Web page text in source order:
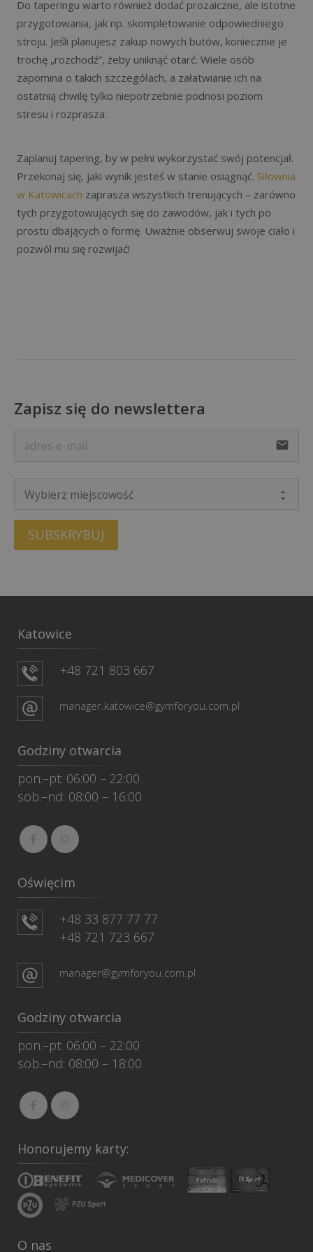
Do taperingu warto również dodać prozaiczne, ale istotne
przygotowania, jak np. skompletowanie odpowiedniego
stroju. Jeśli planujesz zakup nowych butów, koniecznie je
trochę „rozchodź”, żeby uniknąć otarć. Wiele osób
zapomina o takich szczegółach, a załatwianie ich na
ostatnią chwilę tylko niepotrzebnie podnosi poziom
stresu i rozprasza.
Zaplanuj tapering, by w pełni wykorzystać swój potencjał.
Przekonaj się, jaki wynik jesteś w stanie osiągnąć. Siłownia
w Katowicach zaprasza wszystkich trenujących – zarówno
tych przygotowujących się do zawodów, jak i tych po
prostu dbających o formę. Uważnie obserwuj swoje ciało i
pozwól mu się rozwijać!
Zapisz się do newslettera
email
SUBSKRYBUJ
Katowice
+48 721 803 667
manager.katowice@gymforyou.com.pl
Godziny otwarcia
pon.–pt: 06:00 – 22:00
sob.–nd: 08:00 – 16:00
Oświęcim
+48 33 877 77 77
+48 721 723 667
manager@gymforyou.com.pl
Godziny otwarcia
pon.–pt: 06:00 – 22:00
sob.–nd: 08:00 – 18:00
Honorujemy karty:
O nas